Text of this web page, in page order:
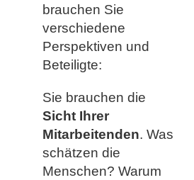
brauchen Sie
verschiedene
Perspektiven und
Beteiligte:
Sie brauchen die
Sicht Ihrer
Mitarbeitenden. Was
schätzen die
Menschen? Warum